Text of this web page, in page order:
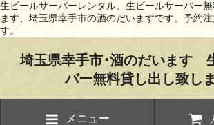
生ビールサーバーレンタル、生ビールサーバー
ます、埼玉県幸手市の酒のだいますです。予約
す。
埼玉県幸手市･酒のだいます
バー無料貸し出し致しま
メニュー